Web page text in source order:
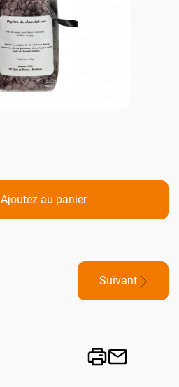
Ajoutez au panier
Suivant